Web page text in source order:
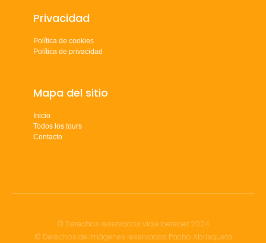
Privacidad
Política de cookies
Política de privacidad
Mapa del sitio
Inicio
Todos los tours
Contacto
© Derechos reservados viaje bereber 2024
© Derechos de imágenes reservados Pacho Abrisqueta